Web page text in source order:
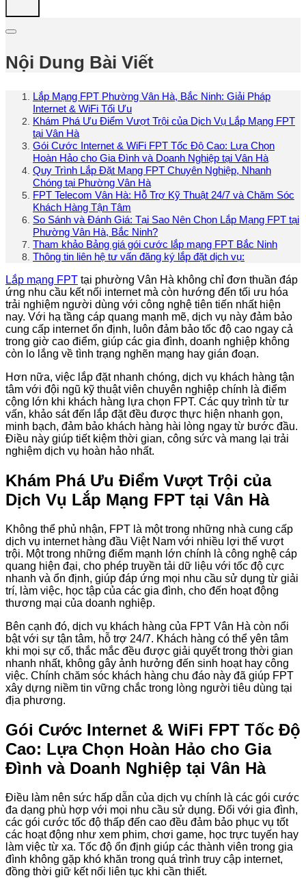
Nội Dung Bài Viết
Lắp Mạng FPT Phường Vân Hà, Bắc Ninh: Giải Pháp
Internet & WiFi Tối Ưu
Khám Phá Ưu Điểm Vượt Trội của Dịch Vụ Lắp Mạng FPT
tại Vân Hà
Gói Cước Internet & WiFi FPT Tốc Độ Cao: Lựa Chọn
Hoàn Hảo cho Gia Đình và Doanh Nghiệp tại Vân Hà
Quy Trình Lắp Đặt Mạng FPT Chuyên Nghiệp, Nhanh
Chóng tại Phường Vân Hà
FPT Telecom Vân Hà: Hỗ Trợ Kỹ Thuật 24/7 và Chăm Sóc
Khách Hàng Tận Tâm
So Sánh và Đánh Giá: Tại Sao Nên Chọn Lắp Mạng FPT tại
Phường Vân Hà, Bắc Ninh?
Tham khảo Bảng giá gói cước lắp mạng FPT Bắc Ninh
Thông tin liên hệ tư vấn đăng ký lắp đặt dịch vụ:
Lắp mạng FPT tại phường Vân Hà không chỉ đơn thuần đáp
ứng nhu cầu kết nối internet mà còn hướng đến tối ưu hóa
trải nghiệm người dùng với công nghệ tiên tiến nhất hiện
nay. Với hạ tầng cáp quang mạnh mẽ, dịch vụ này đảm bảo
cung cấp internet ổn định, luôn đảm bảo tốc độ cao ngay cả
trong giờ cao điểm, giúp các gia đình, doanh nghiệp không
còn lo lắng về tình trạng nghẽn mạng hay gián đoạn.
Hơn nữa, việc lắp đặt nhanh chóng, dịch vụ khách hàng tận
tâm với đội ngũ kỹ thuật viên chuyên nghiệp chính là điểm
cộng lớn khi khách hàng lựa chọn FPT. Các quy trình từ tư
vấn, khảo sát đến lắp đặt đều được thực hiện nhanh gọn,
minh bạch, đảm bảo khách hàng hài lòng ngay từ bước đầu.
Điều này giúp tiết kiệm thời gian, công sức và mang lại trải
nghiệm dịch vụ hoàn hảo nhất.
Khám Phá Ưu Điểm Vượt Trội của
Dịch Vụ Lắp Mạng FPT tại Vân Hà
Không thể phủ nhận, FPT là một trong những nhà cung cấp
dịch vụ internet hàng đầu Việt Nam với nhiều lợi thế vượt
trội. Một trong những điểm mạnh lớn chính là công nghệ cáp
quang hiện đại, cho phép truyền tải dữ liệu với tốc độ cực
nhanh và ổn định, giúp đáp ứng mọi nhu cầu sử dụng từ giải
trí, làm việc, học tập của các gia đình, cho đến hoạt động
thương mại của doanh nghiệp.
Bên cạnh đó, dịch vụ khách hàng của FPT Vân Hà còn nổi
bật với sự tận tâm, hỗ trợ 24/7. Khách hàng có thể yên tâm
khi mọi sự cố, thắc mắc đều được giải quyết trong thời gian
nhanh nhất, không gây ảnh hưởng đến sinh hoạt hay công
việc. Chính chăm sóc khách hàng chu đáo này đã giúp FPT
xây dựng niềm tin vững chắc trong lòng người tiêu dùng tại
địa phương.
Gói Cước Internet & WiFi FPT Tốc Độ
Cao: Lựa Chọn Hoàn Hảo cho Gia
Đình và Doanh Nghiệp tại Vân Hà
Điều làm nên sức hấp dẫn của dịch vụ chính là các gói cước
đa dạng phù hợp với mọi nhu cầu sử dụng. Đối với gia đình,
các gói cước tốc độ thấp đến cao đều đảm bảo phục vụ tốt
các hoạt động như xem phim, chơi game, học trực tuyến hay
làm việc từ xa. Tốc độ ổn định giúp các thành viên trong gia
đình không gặp khó khăn trong quá trình truy cập internet,
đồng thời giữ kết nối liên tục khi cần thiết.